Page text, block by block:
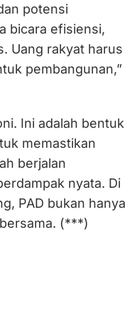
potensi
bicara efisiensi,
Uang rakyat harus
pembangunan,”
Ini adalah bentuk
memastikan
berjalan
nyata. Di
PAD bukan hanya
(***)